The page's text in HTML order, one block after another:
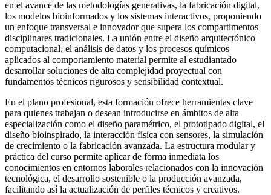
en el avance de las metodologías generativas, la fabricación digital,
los modelos bioinformados y los sistemas interactivos, proponiendo
un enfoque transversal e innovador que supera los compartimentos
disciplinares tradicionales. La unión entre el diseño arquitectónico
computacional, el análisis de datos y los procesos químicos
aplicados al comportamiento material permite al estudiantado
desarrollar soluciones de alta complejidad proyectual con
fundamentos técnicos rigurosos y sensibilidad contextual.
En el plano profesional, esta formación ofrece herramientas clave
para quienes trabajan o desean introducirse en ámbitos de alta
especialización como el diseño paramétrico, el prototipado digital, el
diseño bioinspirado, la interacción física con sensores, la simulación
de crecimiento o la fabricación avanzada. La estructura modular y
práctica del curso permite aplicar de forma inmediata los
conocimientos en entornos laborales relacionados con la innovación
tecnológica, el desarrollo sostenible o la producción avanzada,
facilitando así la actualización de perfiles técnicos y creativos.